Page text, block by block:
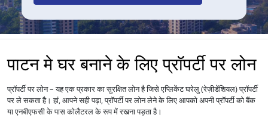
पाटन मे घर बनाने के लिए प्रॉपर्टी पर लोन
प्रॉपर्टी पर लोन – यह एक प्रकार का सुरक्षित लोन है जिसे एप्लिकेंट घरेलु (रेज़ीडेंशियल) प्रॉपर्टी
पर ले सकता है। हां, आपने सही पढ़ा, प्रॉपर्टी पर लोन लेने के लिए आपको अपनी प्रॉपर्टी को बैंक
या एनबीएफसी के पास कोलैटरल के रूप में रखना पड़ता है।